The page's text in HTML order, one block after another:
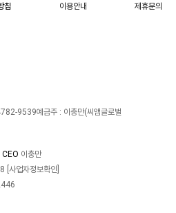
침 이용안내 제휴문의
9539예금주 : 이충만(씨앰글로벌
CEO 이충만
[사업자정보확인]